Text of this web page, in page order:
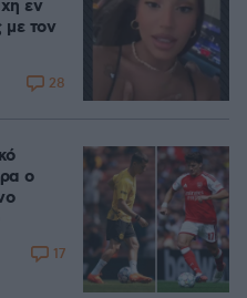
εν
τον
28
ο
17